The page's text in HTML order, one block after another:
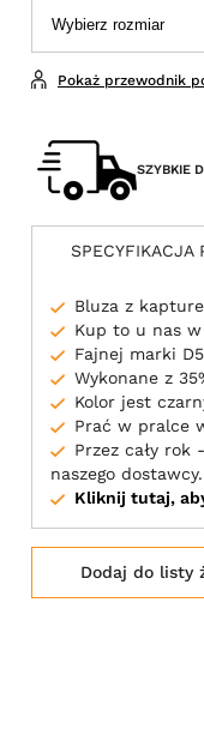
Pokaż przewodnik
SZYBKIE
SPECYFIKACJA
Bluza z
Kup to u nas w
Fajnej marki
Wykonane z
Kolor jest
Prać w pralce
Przez cały rok
naszego dostawcy.
Kliknij tutaj,
Dodaj do listy